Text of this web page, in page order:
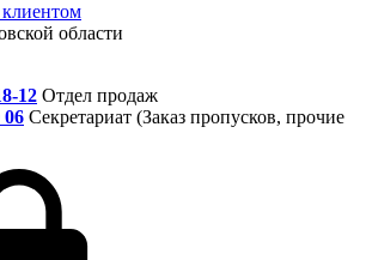
области
12 Отдел продаж
06 Секретариат (Заказ пропусков, прочие